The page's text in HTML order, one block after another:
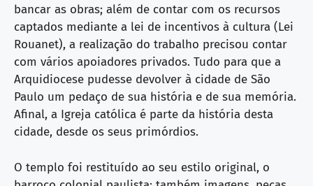
bancar as obras; além de contar com os recursos
captados mediante a lei de incentivos à cultura (Lei
Rouanet), a realização do trabalho precisou contar
com vários apoiadores privados. Tudo para que a
Arquidiocese pudesse devolver à cidade de São
Paulo um pedaço de sua história e de sua memória.
Afinal, a Igreja católica é parte da história desta
cidade, desde os seus primórdios.
O templo foi restituído ao seu estilo original, o